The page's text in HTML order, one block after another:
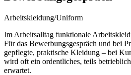
Arbeitskleidung/Uniform
Im Arbeitsalltag funktionale
Für das Bewerbungsgespräch und bei
gepflegte, praktische Kleidung – bei
wird oft ein ordentliches, teils
erwartet.